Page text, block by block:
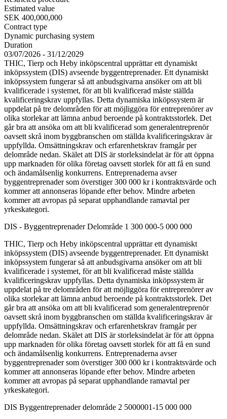
Estimated value
SEK 400,000,000
Contract type
Dynamic purchasing system
Duration
03/07/2026 - 31/12/2029
THIC, Tierp och Heby inköpscentral upprättar ett dynamiskt
inköpssystem (DIS) avseende byggentreprenader. Ett dynamiskt
inköpssystem fungerar så att anbudsgivarna ansöker om att bli
kvalificerade i systemet, för att bli kvalificerad måste ställda
kvalificeringskrav uppfyllas. Detta dynamiska inköpssystem är
uppdelat på tre delområden för att möjliggöra för entreprenörer av
olika storlekar att lämna anbud beroende på kontraktsstorlek. Det
går bra att ansöka om att bli kvalificerad som generalentreprenör
oavsett skrå inom byggbranschen om ställda kvalificeringskrav är
uppfyllda. Omsättningskrav och erfarenhetskrav framgår per
delområde nedan. Skälet att DIS är storleksindelat är för att öppna
upp marknaden för olika företag oavsett storlek för att få en sund
och ändamålsenlig konkurrens. Entreprenaderna avser
byggentreprenader som överstiger 300 000 kr i kontraktsvärde och
kommer att annonseras löpande efter behov. Mindre arbeten
kommer att avropas på separat upphandlande ramavtal per
yrkeskategori.
DIS - Byggentreprenader Delområde 1 300 000-5 000 000
THIC, Tierp och Heby inköpscentral upprättar ett dynamiskt
inköpssystem (DIS) avseende byggentreprenader. Ett dynamiskt
inköpssystem fungerar så att anbudsgivarna ansöker om att bli
kvalificerade i systemet, för att bli kvalificerad måste ställda
kvalificeringskrav uppfyllas. Detta dynamiska inköpssystem är
uppdelat på tre delområden för att möjliggöra för entreprenörer av
olika storlekar att lämna anbud beroende på kontraktsstorlek. Det
går bra att ansöka om att bli kvalificerad som generalentreprenör
oavsett skrå inom byggbranschen om ställda kvalificeringskrav är
uppfyllda. Omsättningskrav och erfarenhetskrav framgår per
delområde nedan. Skälet att DIS är storleksindelat är för att öppna
upp marknaden för olika företag oavsett storlek för att få en sund
och ändamålsenlig konkurrens. Entreprenaderna avser
byggentreprenader som överstiger 300 000 kr i kontraktsvärde och
kommer att annonseras löpande efter behov. Mindre arbeten
kommer att avropas på separat upphandlande ramavtal per
yrkeskategori.
DIS Byggentreprenader delområde 2 5000001-15 000 000